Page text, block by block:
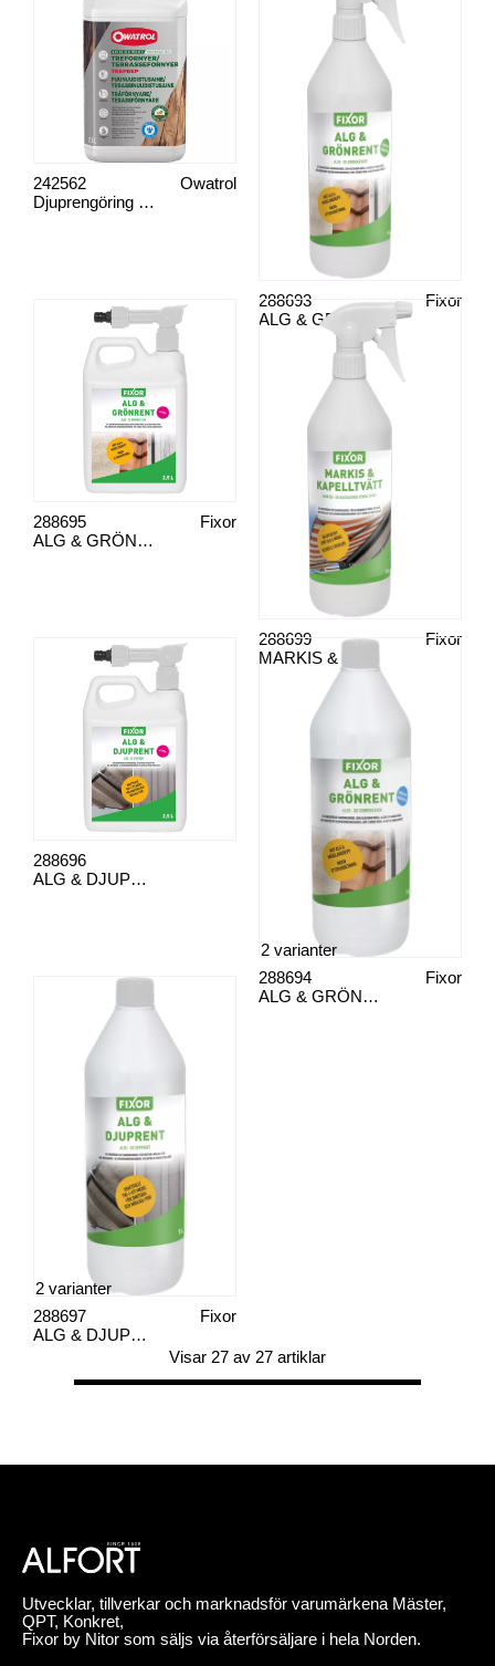
Djuprengöring Treprep
Owatrol
242562
Fixor
288693
ALG & GRÖNRENT M EJEKTOR 2,5 L
Fixor
288695
Fixor
288699
ALG & DJUPRENT EJEKTOR 2,5 L
288696
ALG & GRÖNRENT FIXOR 4 L
Fixor
288694
2 varianter
ALG & DJUPRENT KONCENTRAT 1 L
Fixor
288697
2 varianter
Visar 27 av 27 artiklar
Utvecklar, tillverkar och marknadsför varumärkena Mäster,
QPT, Konkret,
Fixor by Nitor som säljs via återförsäljare i hela Norden.